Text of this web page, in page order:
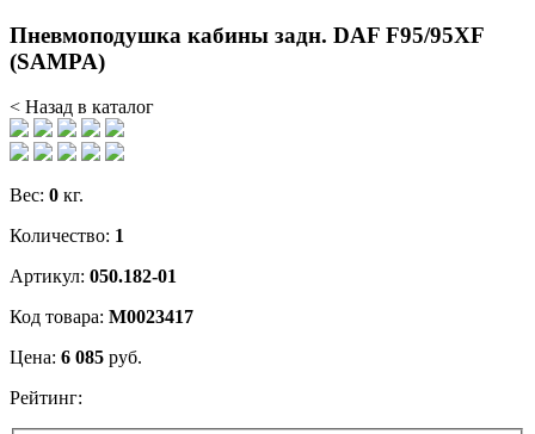
Пневмоподушка кабины задн. DAF F95/95XF
(SAMPA)
< Назад в каталог
Вес: 0 кг.
Количество: 1
Артикул: 050.182-01
Код товара: М0023417
Цена: 6 085 руб.
Рейтинг: